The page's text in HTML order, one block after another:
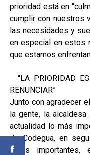
prioridad está en
cumplir con nuestros
las necesidades y
en especial en estos
que estamos
“LA PRIORIDAD
RENUNCIAR”
Junto con agradecer
la gente, la alcaldesa
actualidad lo más
de Codegua, en
obras